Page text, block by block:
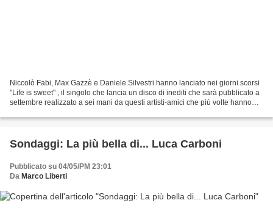
Niccolò Fabi, Max Gazzè e Daniele Silvestri hanno lanciato nei giorni scorsi
"Life is sweet" , il singolo che lancia un disco di inediti che sarà pubblicato a
settembre realizzato a sei mani da questi artisti-amici che più volte hanno
Sondaggi: La più bella di... Luca Carboni
Pubblicato su 04/05/PM 23:01
Da Marco Liberti